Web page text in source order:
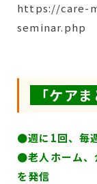
https://care-
seminar.php
「ケア
●週に1回、毎
●老人ホーム
を発信